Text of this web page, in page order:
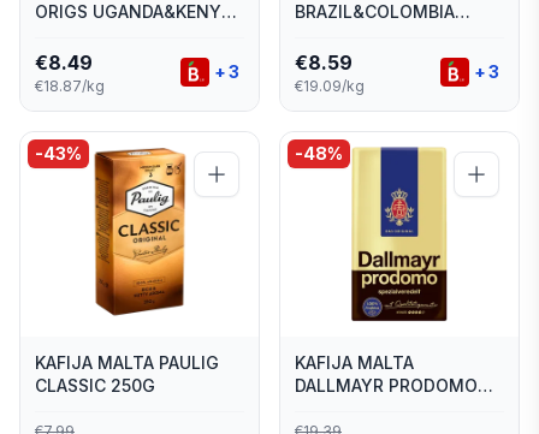
ORIGS UGANDA&KENYA
€8.49
€18.87/kg
+3
BRAZIL&COLOMBIA
€8.59
€19.09/kg
+3
-43%
KAFIJA MALTA PAULIG
CLASSIC 250G
-48%
KAFIJA MALTA
DALLMAYR PRODOMO